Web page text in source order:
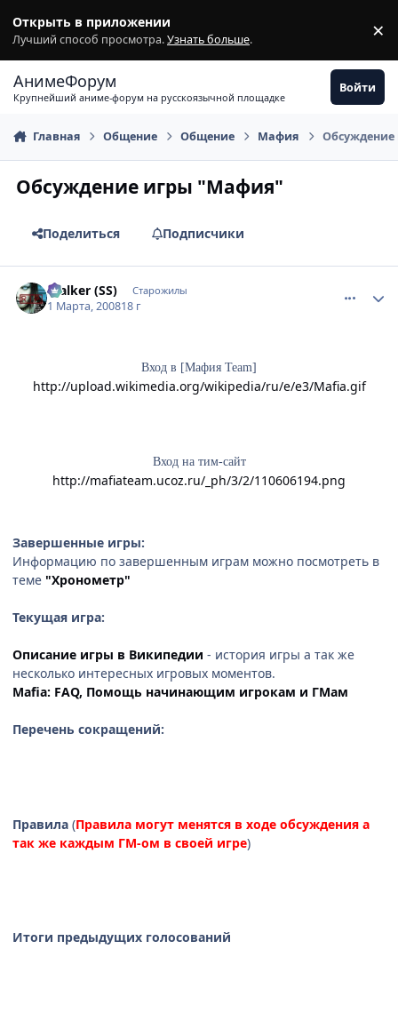
Открыть в приложении
Лучший способ просмотра.Узнать больше. ×
АнимеФорум
Крупнейший аниме-форум на русскоязычной площадке
Войти
Главная Общение Общение Мафия
Обсуждение игры "Мафия"
Поделиться Подписчики
$talker (SS) Старожилы
1 Марта, 200818 г
Вход в [Мафия Team]
http://upload.wikimedia.org/wikipedia/ru/e/e3/Mafia.gif
Вход на тим-сайт
http://mafiateam.ucoz.ru/_ph/3/2/110606194.png
Завершенные игры:
Информацию по завершенным играм можно посмотреть в
теме "Хронометр"
Текущая игра:
Описание игры в Википедии - история игры а так же
несколько интересных игровых моментов.
Mafia: FAQ, Помощь начинающим игрокам и ГМам
Перечень сокращений:
Правила (Правила могут менятся в ходе обсуждения а
так же каждым ГМ-ом в своей игре)
Итоги предыдущих голосований